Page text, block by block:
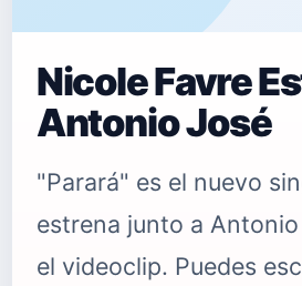
Nicole Favre
Antonio José
"Parará" es el nuevo
estrena junto a
el videoclip. Puedes